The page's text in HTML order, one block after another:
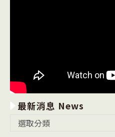
最新消息 News
選取分類